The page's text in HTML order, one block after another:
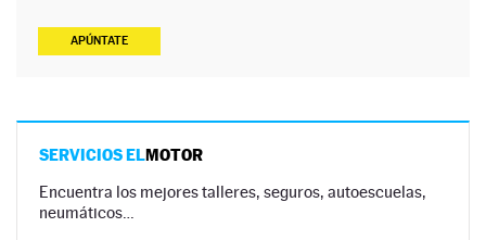
APÚNTATE
SERVICIOS ELMOTOR
Encuentra los mejores talleres, seguros, autoescuelas,
neumáticos…